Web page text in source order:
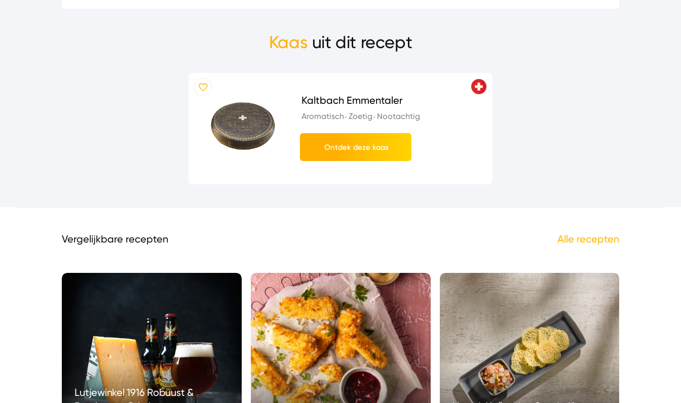
Kaas uit dit recept
Kaltbach Emmentaler
Aromatisch Zoetig Nootachtig
Ontdek deze kaas
Vergelijkbare recepten Alle recepten
Lutjewinkel 1916 Robuust &